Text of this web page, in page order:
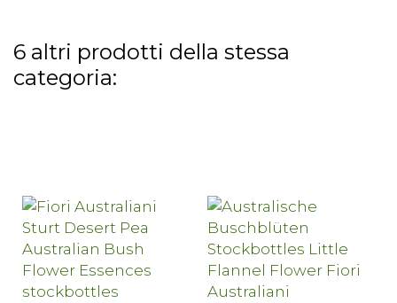
6 altri prodotti della stessa
categoria: